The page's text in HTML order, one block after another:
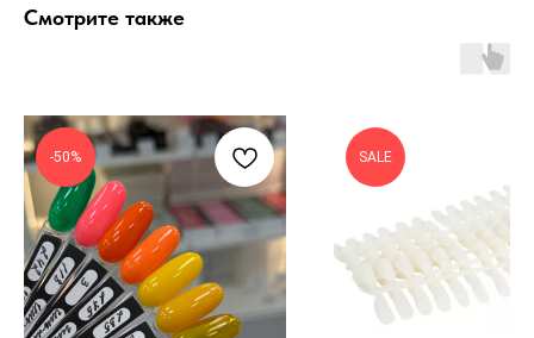
Смотрите также
-50% SALE